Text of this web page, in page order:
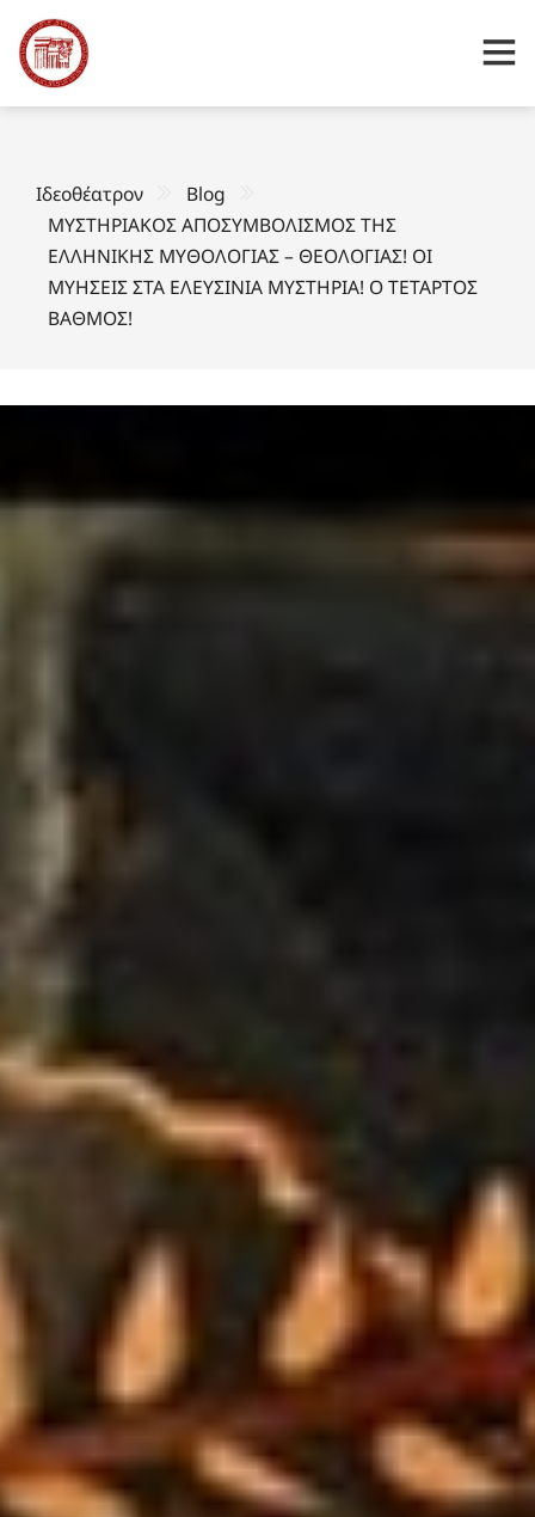
Ιδεοθέατρον
Blog
ΜΥΣΤΗΡΙΑΚΟΣ ΑΠΟΣΥΜΒΟΛΙΣΜΟΣ ΤΗΣ
ΕΛΛΗΝΙΚΗΣ ΜΥΘΟΛΟΓΙΑΣ – ΘΕΟΛΟΓΙΑΣ! ΟΙ
ΜΥΗΣΕΙΣ ΣΤΑ ΕΛΕΥΣΙΝΙΑ ΜΥΣΤΗΡΙΑ! Ο ΤΕΤΑΡΤΟΣ
ΒΑΘΜΟΣ!